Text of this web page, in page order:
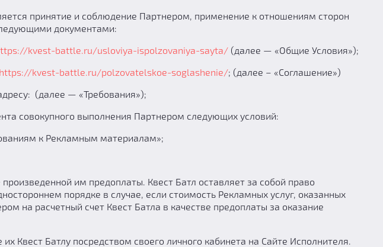
принятие и соблюдение Партнером, применение к отношениям сторон
документами:
kvest-battle.ru/usloviya-ispolzovaniya-sayta/ (далее — «Общие Условия»);
https://kvest-battle.ru/polzovatelskoe-soglashenie/; (далее – «Соглашение»)
(далее — «Требования»);
совокупного выполнения Партнером следующих условий:
к Рекламным материалам»;
им предоплаты. Квест Батл оставляет за собой право
порядке в случае, если стоимость Рекламных услуг, оказанных
на расчетный счет Квест Батла в качестве предоплаты за оказание
Квест Батлу посредством своего личного кабинета на Сайте Исполнителя.